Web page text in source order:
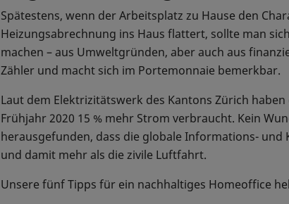
Spätestens, wenn der Arbeitsplatz zu Hause den
Heizungsabrechnung ins Haus flattert, sollte man
machen – aus Umweltgründen, aber auch aus
Zähler und macht sich im Portemonnaie bemerkbar.
Laut dem Elektrizitätswerk des Kantons Zürich
Frühjahr 2020 15 % mehr Strom verbraucht. Kein
herausgefunden, dass die globale Informations-
und damit mehr als die zivile Luftfahrt.
Unsere fünf Tipps für ein nachhaltiges Homeoffice